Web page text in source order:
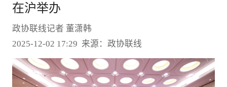
在沪举办
政协联线记者 董潇韩
2025-12-02 17:29 来源：政协联线